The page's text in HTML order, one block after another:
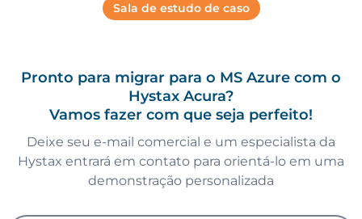
Sala de estudo de caso
Pronto para migrar para o MS Azure com o
Hystax Acura?
Vamos fazer com que seja perfeito!
Deixe seu e-mail comercial e um especialista da
Hystax entrará em contato para orientá-lo em uma
demonstração personalizada